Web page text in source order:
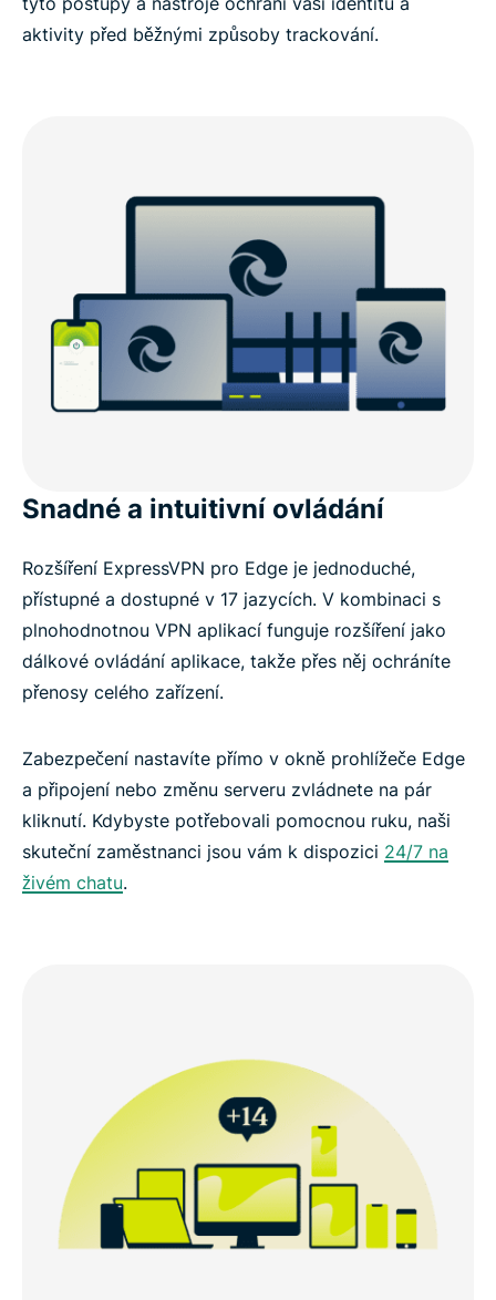
aktivity před běžnými způsoby trackování.
Snadné a intuitivní ovládání
Rozšíření ExpressVPN pro Edge je jednoduché,
přístupné a dostupné v 17 jazycích. V kombinaci s
plnohodnotnou VPN aplikací funguje rozšíření jako
dálkové ovládání aplikace, takže přes něj ochráníte
přenosy celého zařízení.
Zabezpečení nastavíte přímo v okně prohlížeče Edge
a připojení nebo změnu serveru zvládnete na pár
kliknutí. Kdybyste potřebovali pomocnou ruku, naši
skuteční zaměstnanci jsou vám k dispozici 24/7 na
živém chatu.